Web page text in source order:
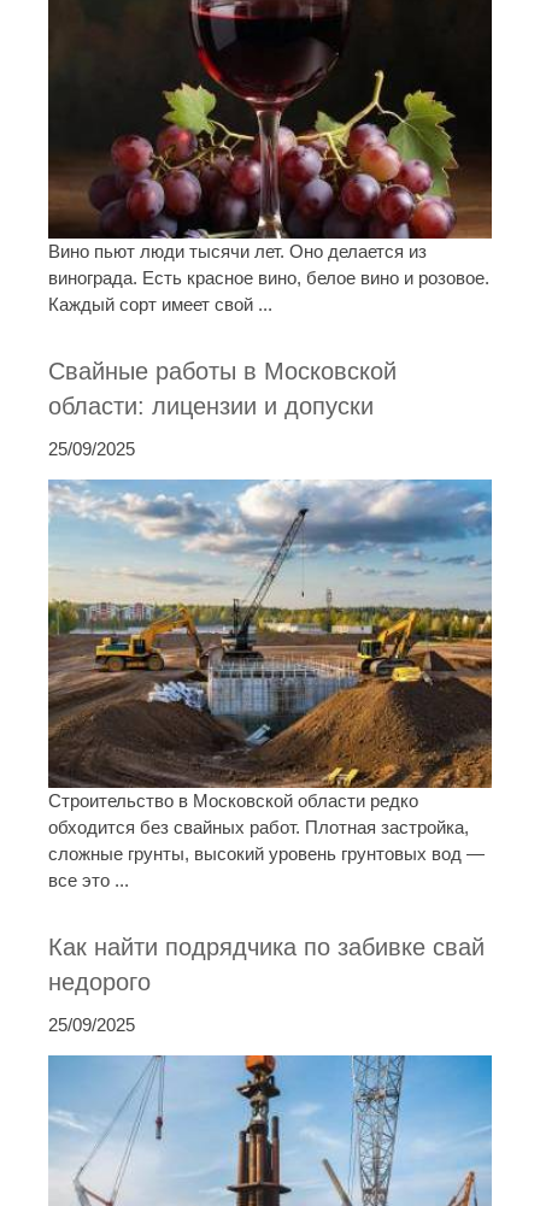
Вино пьют люди тысячи лет. Оно делается из
винограда. Есть красное вино, белое вино и розовое.
Каждый сорт имеет свой ...
Свайные работы в Московской
области: лицензии и допуски
25/09/2025
Строительство в Московской области редко
обходится без свайных работ. Плотная застройка,
сложные грунты, высокий уровень грунтовых вод —
все это ...
Как найти подрядчика по забивке свай
недорого
25/09/2025